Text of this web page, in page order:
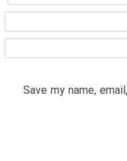
Save my name,